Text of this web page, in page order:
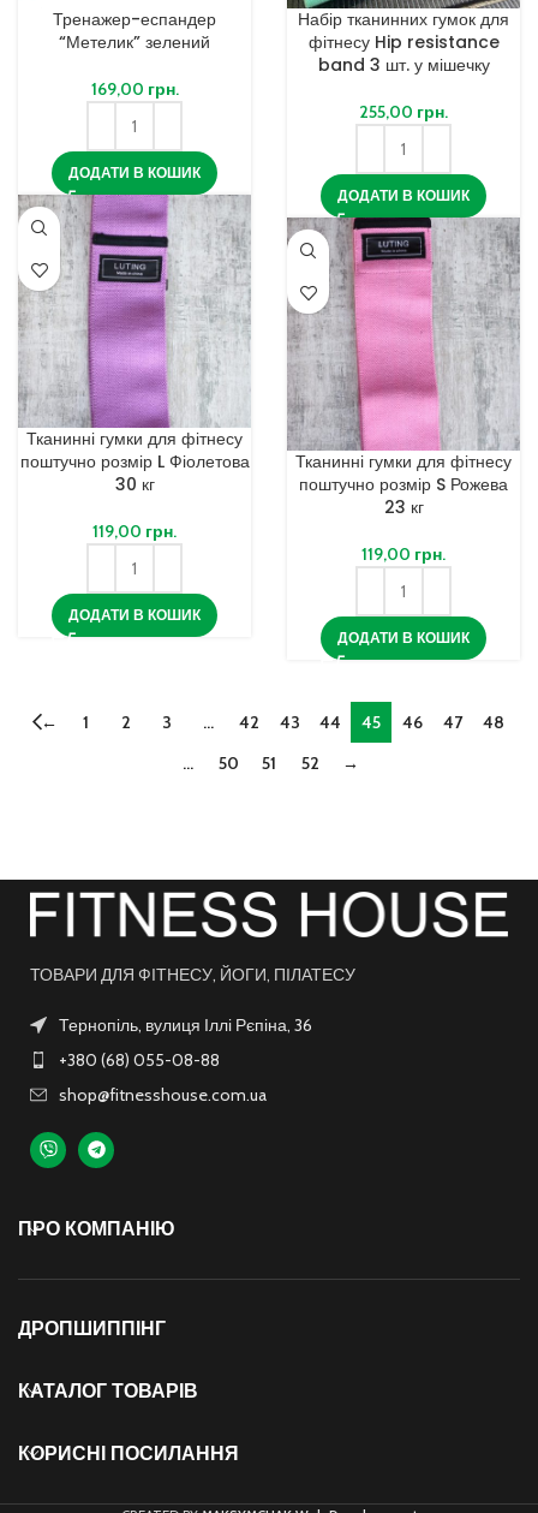
Тренажер-еспандер
“Метелик” зелений
169,00 грн.
ДОДАТИ В КОШИК
Набір тканинних гумок для
фітнесу Hip resistance
band 3 шт. у мішечку
255,00 грн.
ДОДАТИ В КОШИК
Тканинні гумки для фітнесу
поштучно розмір L Фіолетова
30 кг
119,00 грн.
ДОДАТИ В КОШИК
Тканинні гумки для фітнесу
поштучно розмір S Рожева
23 кг
119,00 грн.
ДОДАТИ В КОШИК
← 1 2 3 … 42 43 44 45 46 47
48
…
50 51 52 →
ТОВАРИ ДЛЯ ФІТНЕСУ, ЙОГИ, ПІЛАТЕСУ
Тернопіль, вулиця Іллі Рєпіна, 36
+380 (68) 055-08-88
shop@fitnesshouse.com.ua
ПРО КОМПАНІЮ
ДРОПШИППІНГ
КАТАЛОГ ТОВАРІВ
КОРИСНІ ПОСИЛАННЯ